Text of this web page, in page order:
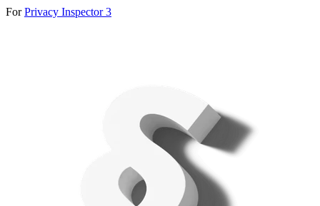
ForPrivacy Inspector 3